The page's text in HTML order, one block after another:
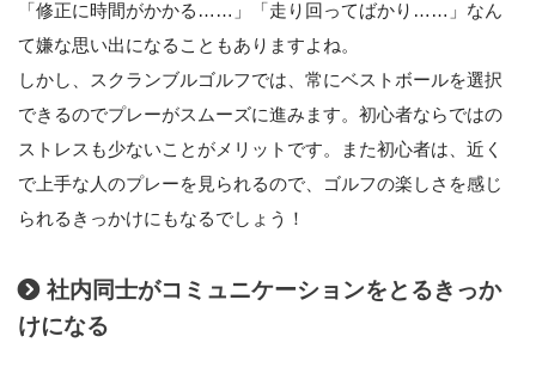
「修正に時間がかかる……」「走り回ってばかり……」なん
て嫌な思い出になることもありますよね。
しかし、スクランブルゴルフでは、常にベストボールを選択
できるのでプレーがスムーズに進みます。初心者ならではの
ストレスも少ないことがメリットです。また初心者は、近く
で上手な人のプレーを見られるので、ゴルフの楽しさを感じ
られるきっかけにもなるでしょう！
社内同士がコミュニケーションをとるきっか
けになる